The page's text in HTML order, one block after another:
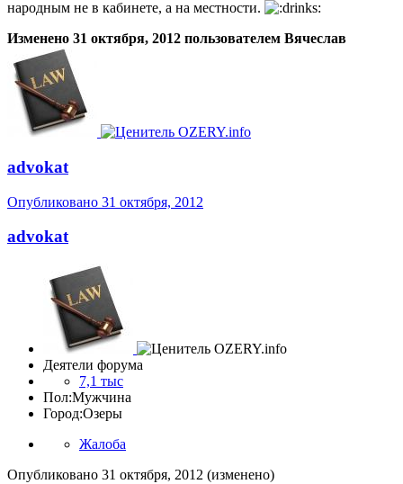
народным не в кабинете, а на местности.
Изменено 31 октября, 2012 пользователем Вячеслав
advokat
Опубликовано 31 октября, 2012
advokat
Деятели форума
7,1 тыс
Пол:Мужчина
Город:Озеры
Жалоба
Опубликовано 31 октября, 2012 (изменено)